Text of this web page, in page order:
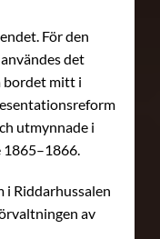
För den
det
bordet mitt i
utmynnade i
1865–1866.
i Riddarhussalen
av